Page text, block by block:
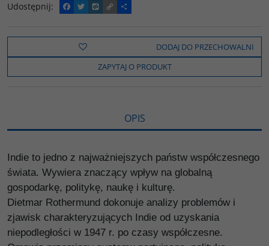
Udostępnij:
F
a
e
o
k
T
w
t
t
e
W
y
o
C
o
y
i
n
k
P
o
z
e
l
s
DODAJ DO PRZECHOWALNI
ZAPYTAJ O PRODUKT
OPIS
Indie to jedno z najważniejszych państw współczesnego
świata. Wywiera znaczący wpływ na globalną
gospodarkę, politykę, naukę i kulturę.
Dietmar Rothermund dokonuje analizy problemów i
zjawisk charakteryzujących Indie od uzyskania
niepodległości w 1947 r. po czasy współczesne.